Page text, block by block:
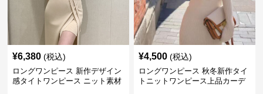
¥6,380 (税込)
ロングワンピース 新作デザイン
感タイトワンピース ニット素材
¥4,500 (税込)
ロングワンピース 秋冬新作タイ
トニットワンピース上品カーデ